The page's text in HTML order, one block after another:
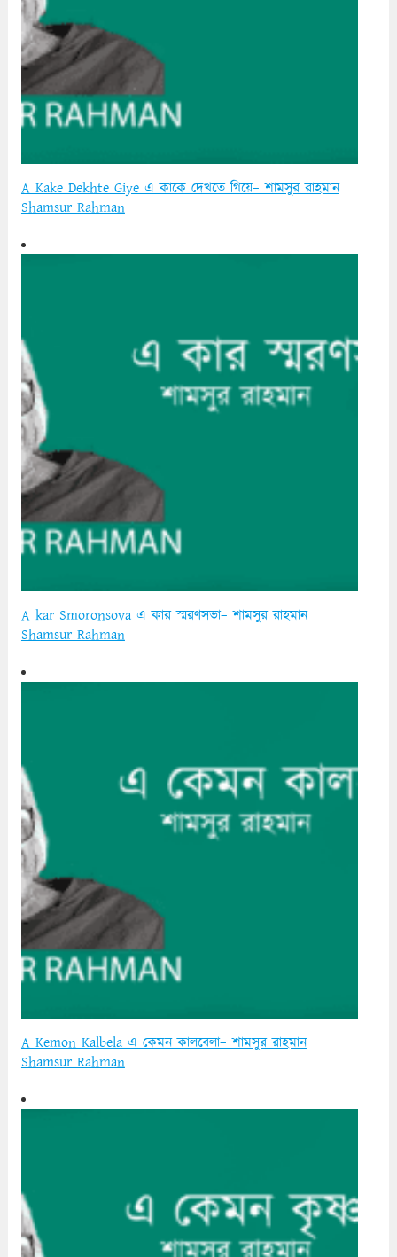
A Kake Dekhte Giye এ কাকে দেখতে গিয়ে– শামসুর রাহমান
Shamsur Rahman
A kar Smoronsova এ কার স্মরণসভা– শামসুর রাহমান
Shamsur Rahman
A Kemon Kalbela এ কেমন কালবেলা– শামসুর রাহমান
Shamsur Rahman